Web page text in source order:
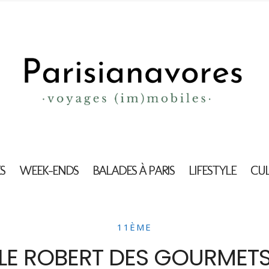
WEEK-ENDS BALADES À PARIS LIFESTYLE
11ÈME
ROBERT DES